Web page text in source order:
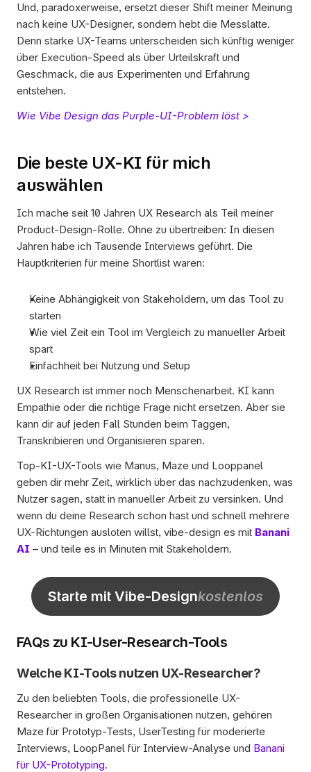
Und, paradoxerweise, ersetzt dieser Shift meiner Meinung
nach keine UX-Designer, sondern hebt die Messlatte.
Denn starke UX-Teams unterscheiden sich künftig weniger
über Execution-Speed als über Urteilskraft und
Geschmack, die aus Experimenten und Erfahrung
entstehen.
Wie Vibe Design das Purple-UI-Problem löst >
Die beste UX-KI für mich
auswählen
Ich mache seit 10 Jahren UX Research als Teil meiner
Product-Design-Rolle. Ohne zu übertreiben: In diesen
Jahren habe ich Tausende Interviews geführt. Die
Hauptkriterien für meine Shortlist waren:
Keine Abhängigkeit von Stakeholdern, um das Tool zu
starten
Wie viel Zeit ein Tool im Vergleich zu manueller Arbeit
spart
Einfachheit bei Nutzung und Setup
UX Research ist immer noch Menschenarbeit. KI kann
Empathie oder die richtige Frage nicht ersetzen. Aber sie
kann dir auf jeden Fall Stunden beim Taggen,
Transkribieren und Organisieren sparen.
Top-KI-UX-Tools wie Manus, Maze und Looppanel
geben dir mehr Zeit, wirklich über das nachzudenken, was
Nutzer sagen, statt in manueller Arbeit zu versinken. Und
wenn du deine Research schon hast und schnell mehrere
UX-Richtungen ausloten willst, vibe-design es mit Banani
AI – und teile es in Minuten mit Stakeholdern.
Starte mit Vibe-Designkostenlos
FAQs zu KI-User-Research-Tools
Welche KI-Tools nutzen UX-Researcher?
Zu den beliebten Tools, die professionelle UX-
Researcher in großen Organisationen nutzen, gehören
Maze für Prototyp-Tests, UserTesting für moderierte
Interviews, LoopPanel für Interview-Analyse und Banani
für UX-Prototyping.